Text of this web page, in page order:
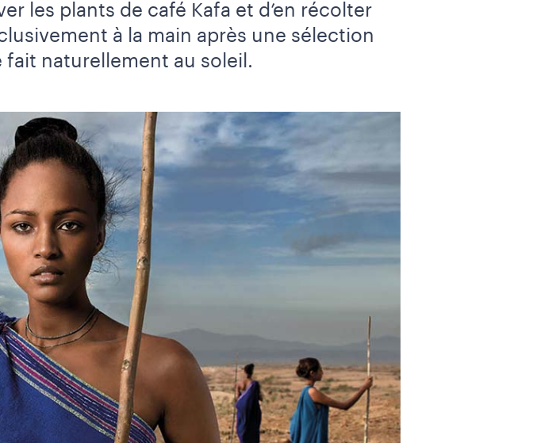
les plants de café Kafa et d’en récolter
à la main après une sélection
fait naturellement au soleil.